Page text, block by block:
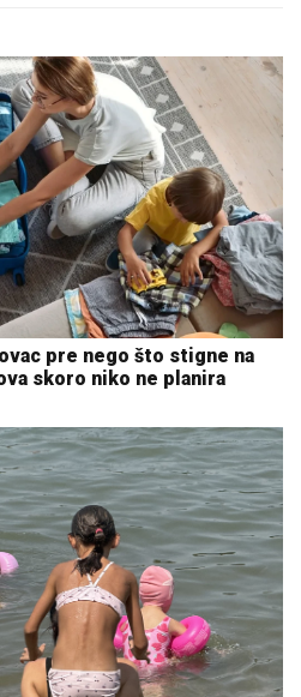
pre nego što stigne na
skoro niko ne planira